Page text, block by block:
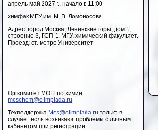
апрель-май 2027 г., начало в 11:00
химфак МГУ им. М. В. Ломоносова
Адрес: город Москва, Ленинские горы, дом 1,
строение 3, ГСП-1, МГУ, химический факультет.
Проезд: ст. метро Университет
Оргкомитет МОШ по химии
moschem@olimpiada.ru
Техподдержка Mos@olimpiada.ru только в
случае , если возникают проблемы с личным
кабинетом при регистрации